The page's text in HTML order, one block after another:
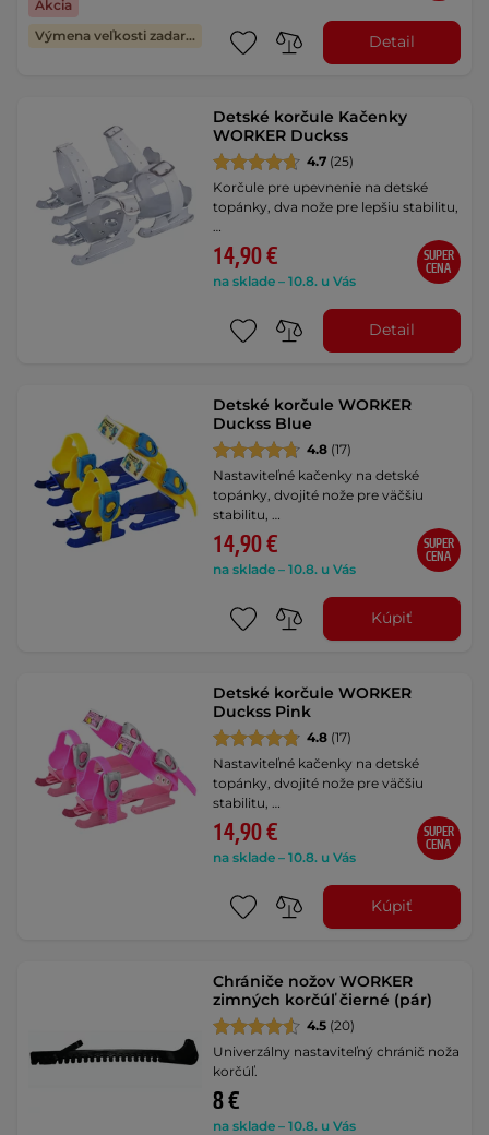
Akcia
Výmena veľkosti zadarmo
Detail
Detské korčule Kačenky
WORKER Duckss
4.7 (25)
Korčule pre upevnenie na detské
topánky, dva nože pre lepšiu stabilitu,
14,90 €
na sklade – 10.8. u Vás
SUPER
CENA
Detail
Detské korčule WORKER
Duckss Blue
4.8 (17)
Nastaviteľné kačenky na detské
topánky, dvojité nože pre väčšiu
stabilitu, …
14,90 €
na sklade – 10.8. u Vás
SUPER
CENA
Kúpiť
Detské korčule WORKER
Duckss Pink
4.8 (17)
Nastaviteľné kačenky na detské
topánky, dvojité nože pre väčšiu
stabilitu, …
14,90 €
na sklade – 10.8. u Vás
SUPER
CENA
Kúpiť
Chrániče nožov WORKER
zimných korčúľ čierné (pár)
4.5 (20)
Univerzálny nastaviteľný chránič noža
korčúľ.
8 €
na sklade – 10.8. u Vás